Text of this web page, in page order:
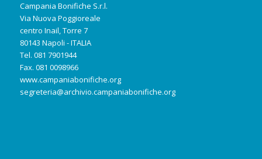
Campania Bonifiche S.r.l.
Via Nuova Poggioreale
centro Inail, Torre 7
80143 Napoli - ITALIA
Tel. 081 7901944
Fax. 081 0098966
www.campaniabonifiche.org
segreteria@archivio.campaniabonifiche.org